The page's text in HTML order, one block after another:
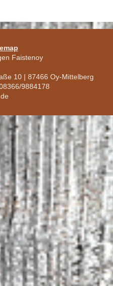
Faistenoy
10 | 87466 Oy-Mittelberg
9884178